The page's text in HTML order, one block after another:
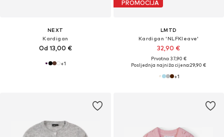
NEXT
Kardigan
Od 13,00 €
+1
PROMOCIJA
LMTD
Kardigan 'NLFKleave'
32,90 €
Prvotno: 37,90 €
Posljednja najniža cijena:29,90 €
+1